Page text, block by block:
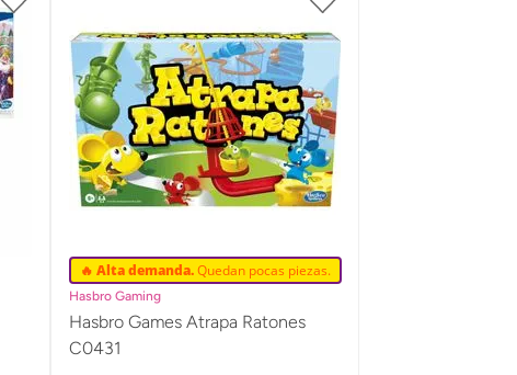
🔥 Alta demanda.Quedan pocas piezas.
Hasbro Gaming
Hasbro Games Atrapa Ratones
C0431